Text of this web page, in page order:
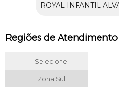
ROYAL INFANTIL
Regiões de Atendimento
Selecione:
Zona Sul